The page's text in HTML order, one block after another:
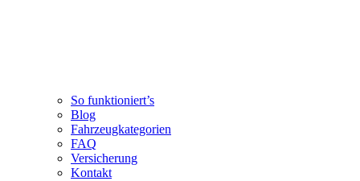
So funktioniert’s
Blog
Fahrzeugkategorien
FAQ
Versicherung
Kontakt